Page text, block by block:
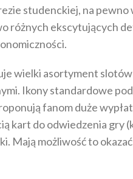
studenckiej, na
różnych ekscytujących
wielki asortyment
Ikony standardowe
fanom duże
kart do odwiedzenia gry
Mają możliwość to